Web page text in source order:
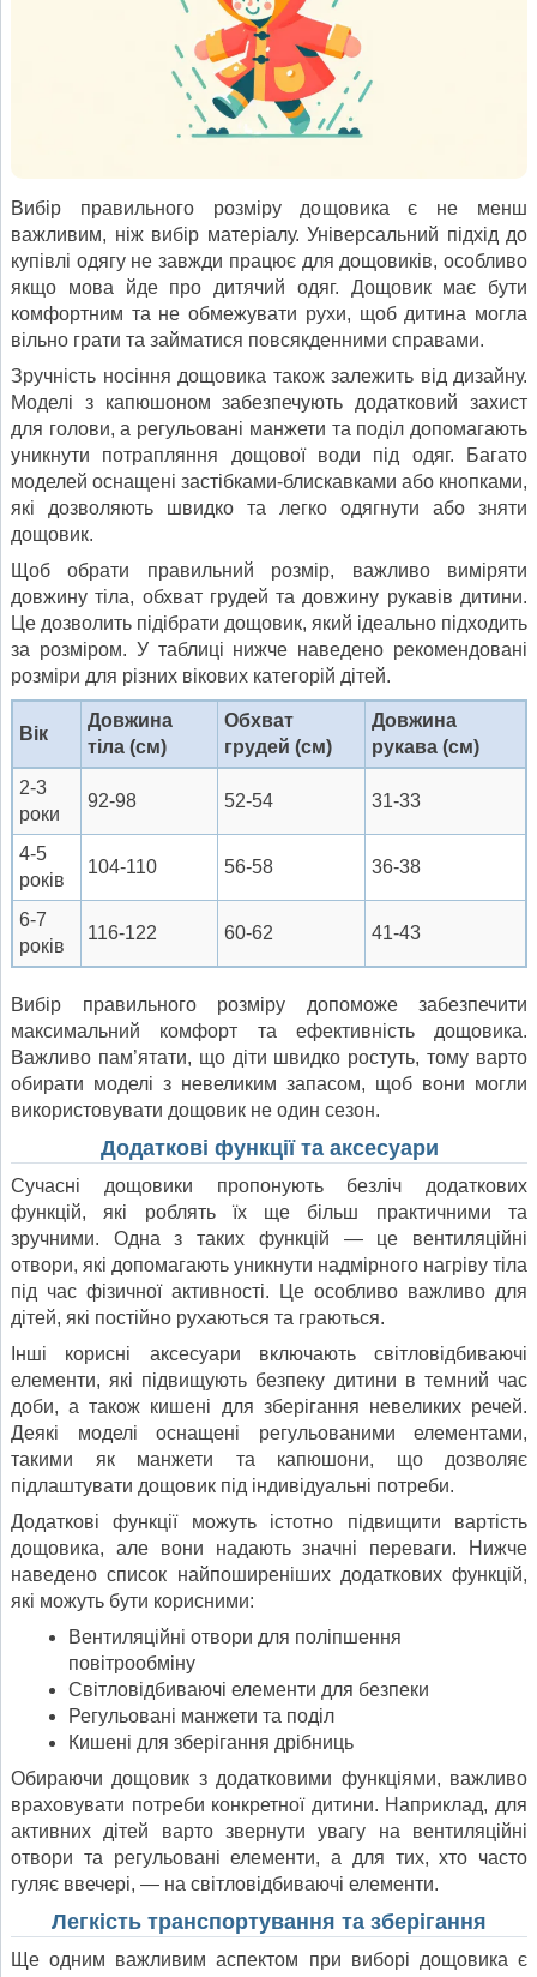
Вибір правильного розміру дощовика є не менш
важливим, ніж вибір матеріалу. Універсальний підхід до
купівлі одягу не завжди працює для дощовиків, особливо
якщо мова йде про дитячий одяг. Дощовик має бути
комфортним та не обмежувати рухи, щоб дитина могла
вільно грати та займатися повсякденними справами.
Зручність носіння дощовика також залежить від дизайну.
Моделі з капюшоном забезпечують додатковий захист
для голови, а регульовані манжети та поділ допомагають
уникнути потрапляння дощової води під одяг. Багато
моделей оснащені застібками-блискавками або кнопками,
які дозволяють швидко та легко одягнути або зняти
дощовик.
Щоб обрати правильний розмір, важливо виміряти
довжину тіла, обхват грудей та довжину рукавів дитини.
Це дозволить підібрати дощовик, який ідеально підходить
за розміром. У таблиці нижче наведено рекомендовані
розміри для різних вікових категорій дітей.
Вік
Довжина
тіла (см)
Обхват
грудей (см)
Довжина
рукава (см)
2-3
роки
92-98 52-54 31-33
4-5
років
104-110 56-58 36-38
6-7
років
116-122 60-62 41-43
Вибір правильного розміру допоможе забезпечити
максимальний комфорт та ефективність дощовика.
Важливо пам’ятати, що діти швидко ростуть, тому варто
обирати моделі з невеликим запасом, щоб вони могли
використовувати дощовик не один сезон.
Додаткові функції та аксесуари
Сучасні дощовики пропонують безліч додаткових
функцій, які роблять їх ще більш практичними та
зручними. Одна з таких функцій — це вентиляційні
отвори, які допомагають уникнути надмірного нагріву тіла
під час фізичної активності. Це особливо важливо для
дітей, які постійно рухаються та граються.
Інші корисні аксесуари включають світловідбиваючі
елементи, які підвищують безпеку дитини в темний час
доби, а також кишені для зберігання невеликих речей.
Деякі моделі оснащені регульованими елементами,
такими як манжети та капюшони, що дозволяє
підлаштувати дощовик під індивідуальні потреби.
Додаткові функції можуть істотно підвищити вартість
дощовика, але вони надають значні переваги. Нижче
наведено список найпоширеніших додаткових функцій,
які можуть бути корисними:
Вентиляційні отвори для поліпшення
повітрообміну
Світловідбиваючі елементи для безпеки
Регульовані манжети та поділ
Кишені для зберігання дрібниць
Обираючи дощовик з додатковими функціями, важливо
враховувати потреби конкретної дитини. Наприклад, для
активних дітей варто звернути увагу на вентиляційні
отвори та регульовані елементи, а для тих, хто часто
гуляє ввечері, — на світловідбиваючі елементи.
Легкість транспортування та зберігання
Ще одним важливим аспектом при виборі дощовика є